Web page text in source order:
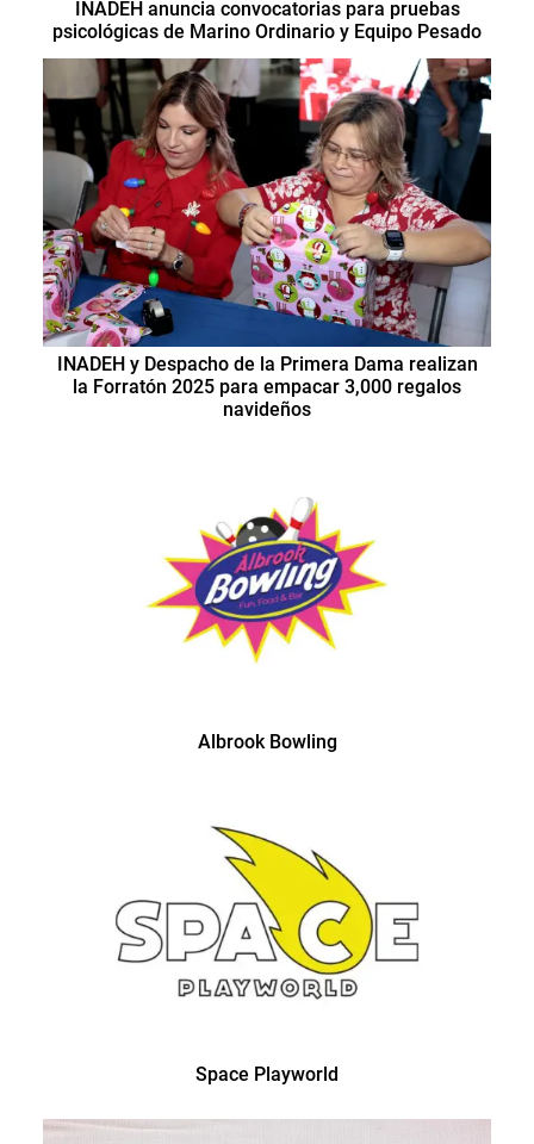
INADEH anuncia convocatorias para pruebas
psicológicas de Marino Ordinario y Equipo Pesado
INADEH y Despacho de la Primera Dama realizan
la Forratón 2025 para empacar 3,000 regalos
navideños
Albrook Bowling
Space Playworld